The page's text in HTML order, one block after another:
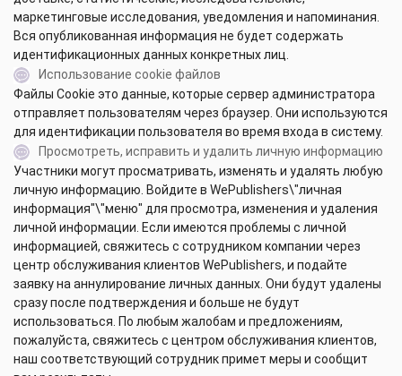
маркетинговые исследования, уведомления и напоминания.
Вся опубликованная информация не будет содержать
идентификационных данных конкретных лиц.
Использование cookie файлов
Файлы Cookie это данные, которые сервер администратора
отправляет пользователям через браузер. Они используются
для идентификации пользователя во время входа в систему.
Просмотреть, исправить и удалить личную информацию
Участники могут просматривать, изменять и удалять любую
личную информацию. Войдите в WePublishers\"личная
информация"\"меню" для просмотра, изменения и удаления
личной информации. Если имеются проблемы с личной
информацией, свяжитесь с сотрудником компании через
центр обслуживания клиентов WePublishers, и подайте
заявку на аннулирование личных данных. Они будут удалены
сразу после подтверждения и больше не будут
использоваться. По любым жалобам и предложениям,
пожалуйста, свяжитесь с центром обслуживания клиентов,
наш соответствующий сотрудник примет меры и сообщит